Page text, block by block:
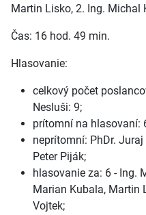
Martin Lisko, 2. Ing. Michal
Čas: 16 hod. 49 min.
Hlasovanie:
celkový počet
Nesluši: 9;
prítomní na hlasovaní:
neprítomní: PhDr. Juraj
Peter Piják;
hlasovanie za: 6 - Ing.
Marian Kubala, Martin
Vojtek;